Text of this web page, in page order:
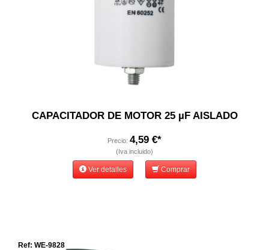
CAPACITADOR DE MOTOR 25 µF AISLADO
Precio: 4,59 €*
(Iva incluido)
Ver detalles Comprar
Ref: WE-9828